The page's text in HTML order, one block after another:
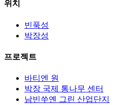
위치
빈푹성
박장성
프로젝트
바티엔 원
박장 국제 통나무 센터
남빈쑤옌 그린 산업단지